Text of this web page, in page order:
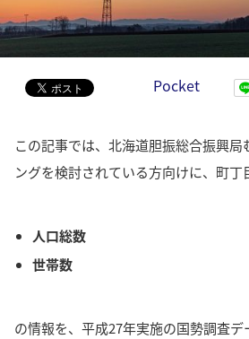
Pocket
この記事では、北海道胆振総合振興局
ングを検討されている方向けに、町丁
人口総数
世帯数
の情報を、平成27年実施の国勢調査